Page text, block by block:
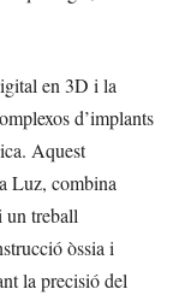
en 3D i la
d’implants
Aquest
Luz, combina
un treball
òssia i
la precisió del